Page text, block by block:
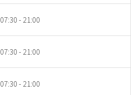
07:30 - 21:00
07:30 - 21:00
07:30 - 21:00